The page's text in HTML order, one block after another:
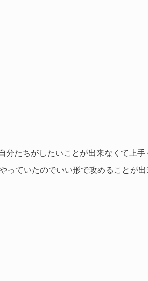
分たちがしたいことが出来なくて上
っていたのでいい形で攻めることが